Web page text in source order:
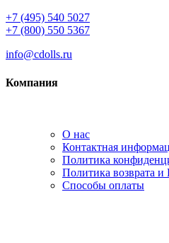
+7 (495) 540 5027
+7 (800) 550 5367
info@cdolls.ru
Компания
О нас
Контактная
Политика
Политика возврата и
Способы оплаты